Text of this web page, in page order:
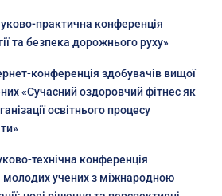
практична конференція
та безпека дорожнього руху»
конференція здобувачів вищої
«Сучасний оздоровчий фітнес як
освітнього процесу
технічна конференція
і молодих учених з міжнародною